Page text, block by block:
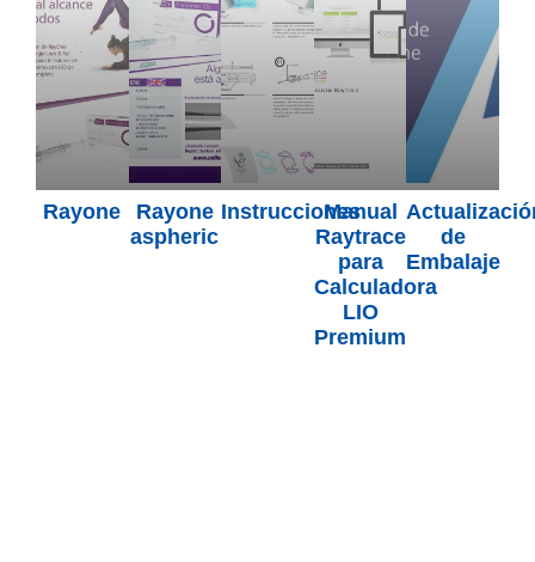
Rayone
Rayone
aspheric
Instrucciones
Manual
Raytrace
para
Calculadora
LIO
Premium
de
Embalaje